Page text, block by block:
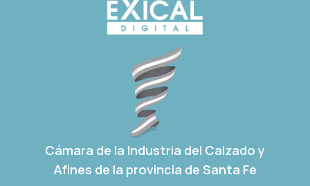
Cámara de la Industria del Calzado y
Afines de la provincia de Santa Fe